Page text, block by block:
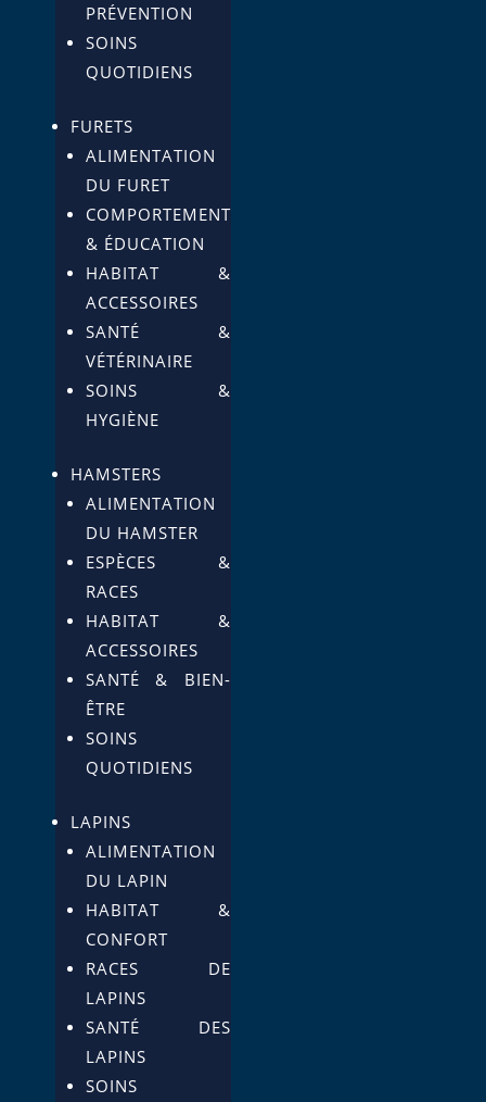
PRÉVENTION
SOINS
QUOTIDIENS
FURETS
ALIMENTATION
DU FURET
COMPORTEMENT
& ÉDUCATION
HABITAT &
ACCESSOIRES
SANTÉ &
VÉTÉRINAIRE
SOINS &
HYGIÈNE
HAMSTERS
ALIMENTATION
DU HAMSTER
ESPÈCES &
RACES
HABITAT &
ACCESSOIRES
SANTÉ & BIEN-
ÊTRE
SOINS
QUOTIDIENS
LAPINS
ALIMENTATION
DU LAPIN
HABITAT &
CONFORT
RACES DE
LAPINS
SANTÉ DES
LAPINS
SOINS